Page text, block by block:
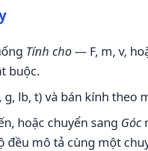
Tính cho— F, m, v,
buộc.
lb, t) và bán kính theo
hoặc chuyển sang Góc
đều mô tả cùng một